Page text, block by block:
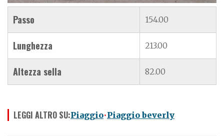
Passo 154.00
Lunghezza 213.00
Altezza sella 82.00
LEGGI ALTRO SU:Piaggio Piaggio beverly